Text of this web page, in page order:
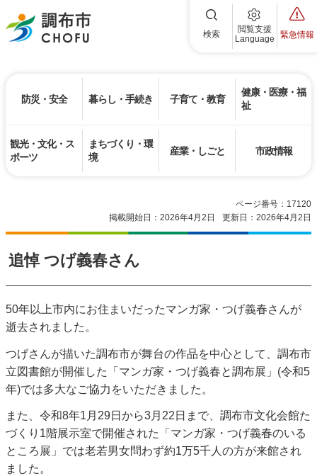
調布市 検索
閲覧支援
Language
緊急情報
防災・安全 暮らし・手続き 子育て・教育
健康・医療・福
祉
観光・文化・ス
ポーツ
まちづくり・環
境
産業・しごと 市政情報
ページ番号：17120
掲載開始日：2026年4月2日
更新日：2026年4月2日
追悼 つげ義春さん
50年以上市内にお住まいだったマンガ家・つげ義春さんが
逝去されました。
つげさんが描いた調布市が舞台の作品を中心として、調布市
立図書館が開催した「マンガ家・つげ義春と調布展」(令和5
年)では多大なご協力をいただきました。
また、令和8年1月29日から3月22日まで、調布市文化会館た
づくり1階展示室で開催された「マンガ家・つげ義春のいる
ところ展」では老若男女問わず約1万5千人の方が来館され
ました。